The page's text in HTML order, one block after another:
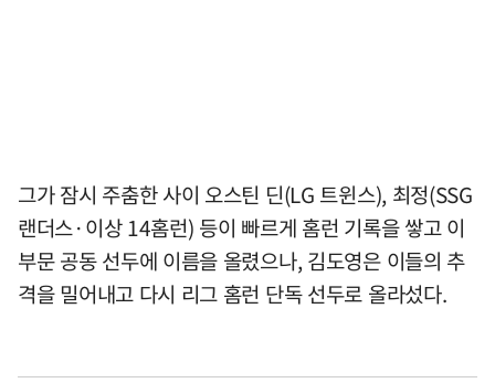
그가 잠시 주춤한 사이 오스틴 딘(LG 트윈스), 최정(SSG
랜더스·이상 14홈런) 등이 빠르게 홈런 기록을 쌓고 이
부문 공동 선두에 이름을 올렸으나, 김도영은 이들의 추
격을 밀어내고 다시 리그 홈런 단독 선두로 올라섰다.